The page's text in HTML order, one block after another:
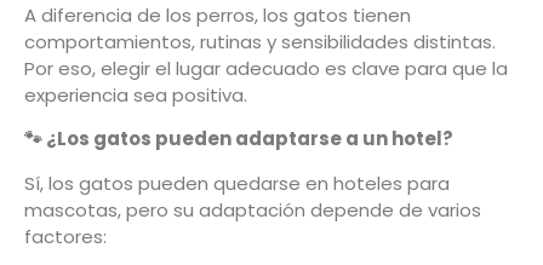
A diferencia de los perros, los gatos tienen
comportamientos, rutinas y sensibilidades distintas.
Por eso, elegir el lugar adecuado es clave para que la
experiencia sea positiva.
🐾¿Los gatos pueden adaptarse a un hotel?
Sí, los gatos pueden quedarse en hoteles para
mascotas, pero su adaptación depende de varios
factores: